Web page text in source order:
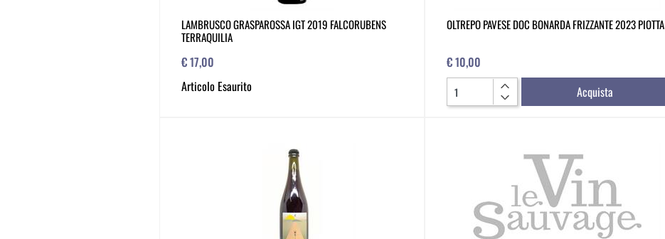
LAMBRUSCO GRASPAROSSA IGT 2019 FALCORUBENS
TERRAQUILIA
€ 17,00
Articolo Esaurito
OLTREPO PAVESE DOC BONARDA FRIZZANTE 2023 PIOTTA
€ 10,00
Quantità
Acquista